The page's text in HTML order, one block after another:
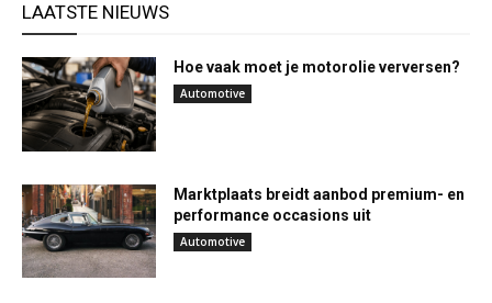
LAATSTE NIEUWS
Hoe vaak moet je motorolie verversen?
Automotive
Marktplaats breidt aanbod premium- en
performance occasions uit
Automotive